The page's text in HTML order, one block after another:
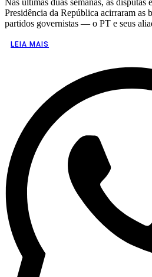
Nas últimas duas semanas, as disputas
Presidência da República acirraram as
partidos governistas — o PT e seus
LEIA MAIS